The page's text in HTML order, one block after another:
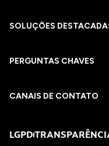
SOLUÇÕES
PERGUNTAS CHAVES​
CANAIS DE CONTATO
LGPD